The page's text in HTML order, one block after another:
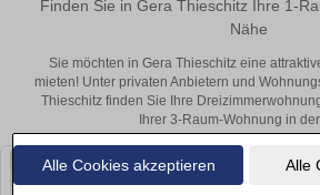
Alle Cookies akzeptieren Alle
Finden Sie in Gera Thieschitz Ihre 1-
Nähe
Sie möchten in Gera Thieschitz eine
mieten! Unter privaten Anbietern und
Thieschitz finden Sie Ihre
Ihrer 3-Raum-Wohnung in